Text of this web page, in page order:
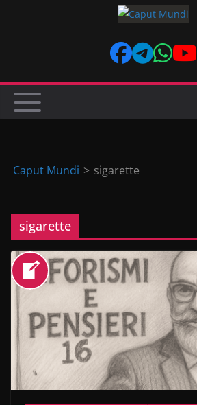
Caput Mundi > sigarette
sigarette